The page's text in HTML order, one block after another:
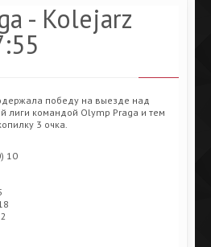
- Kolejarz
победу на выезде над
лиги командой Olymp Praga и тем
3 очка.
10